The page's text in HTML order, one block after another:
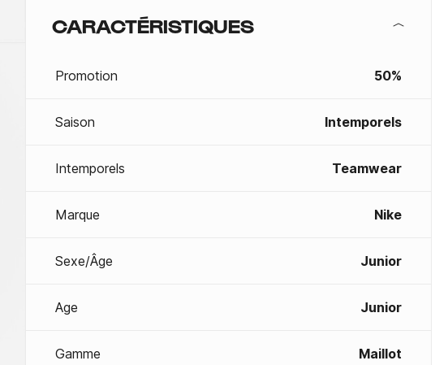
CARACTÉRISTIQUES
Promotion 50%
Saison Intemporels
Intemporels Teamwear
Marque Nike
Sexe/Âge Junior
Age Junior
Gamme Maillot